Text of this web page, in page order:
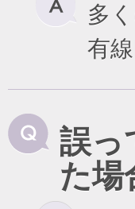
多
有
誤っ
た場